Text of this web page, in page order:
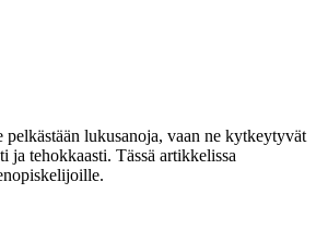
pelkästään lukusanoja, vaan ne kytkeytyvät
ja tehokkaasti. Tässä artikkelissa